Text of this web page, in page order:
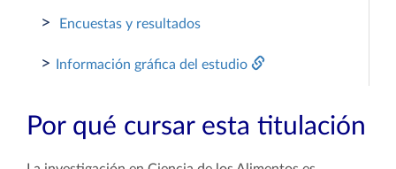
> Encuestas y resultados
> Información gráfica del estudio
Por qué cursar esta titulación